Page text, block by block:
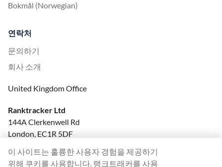
Bokmål (Norwegian)
연락처
문의하기
회사 소개
United Kingdom Office
Ranktracker Ltd
144A Clerkenwell Rd
London, EC1R 5DF
felix@ranktracker.com
이 사이트는 훌륭한 사용자 경험을 제공하기
위해 쿠키를 사용합니다. 랭크트래커를 사용